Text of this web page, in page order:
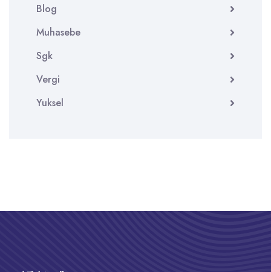
Blog
Muhasebe
Sgk
Vergi
Yuksel